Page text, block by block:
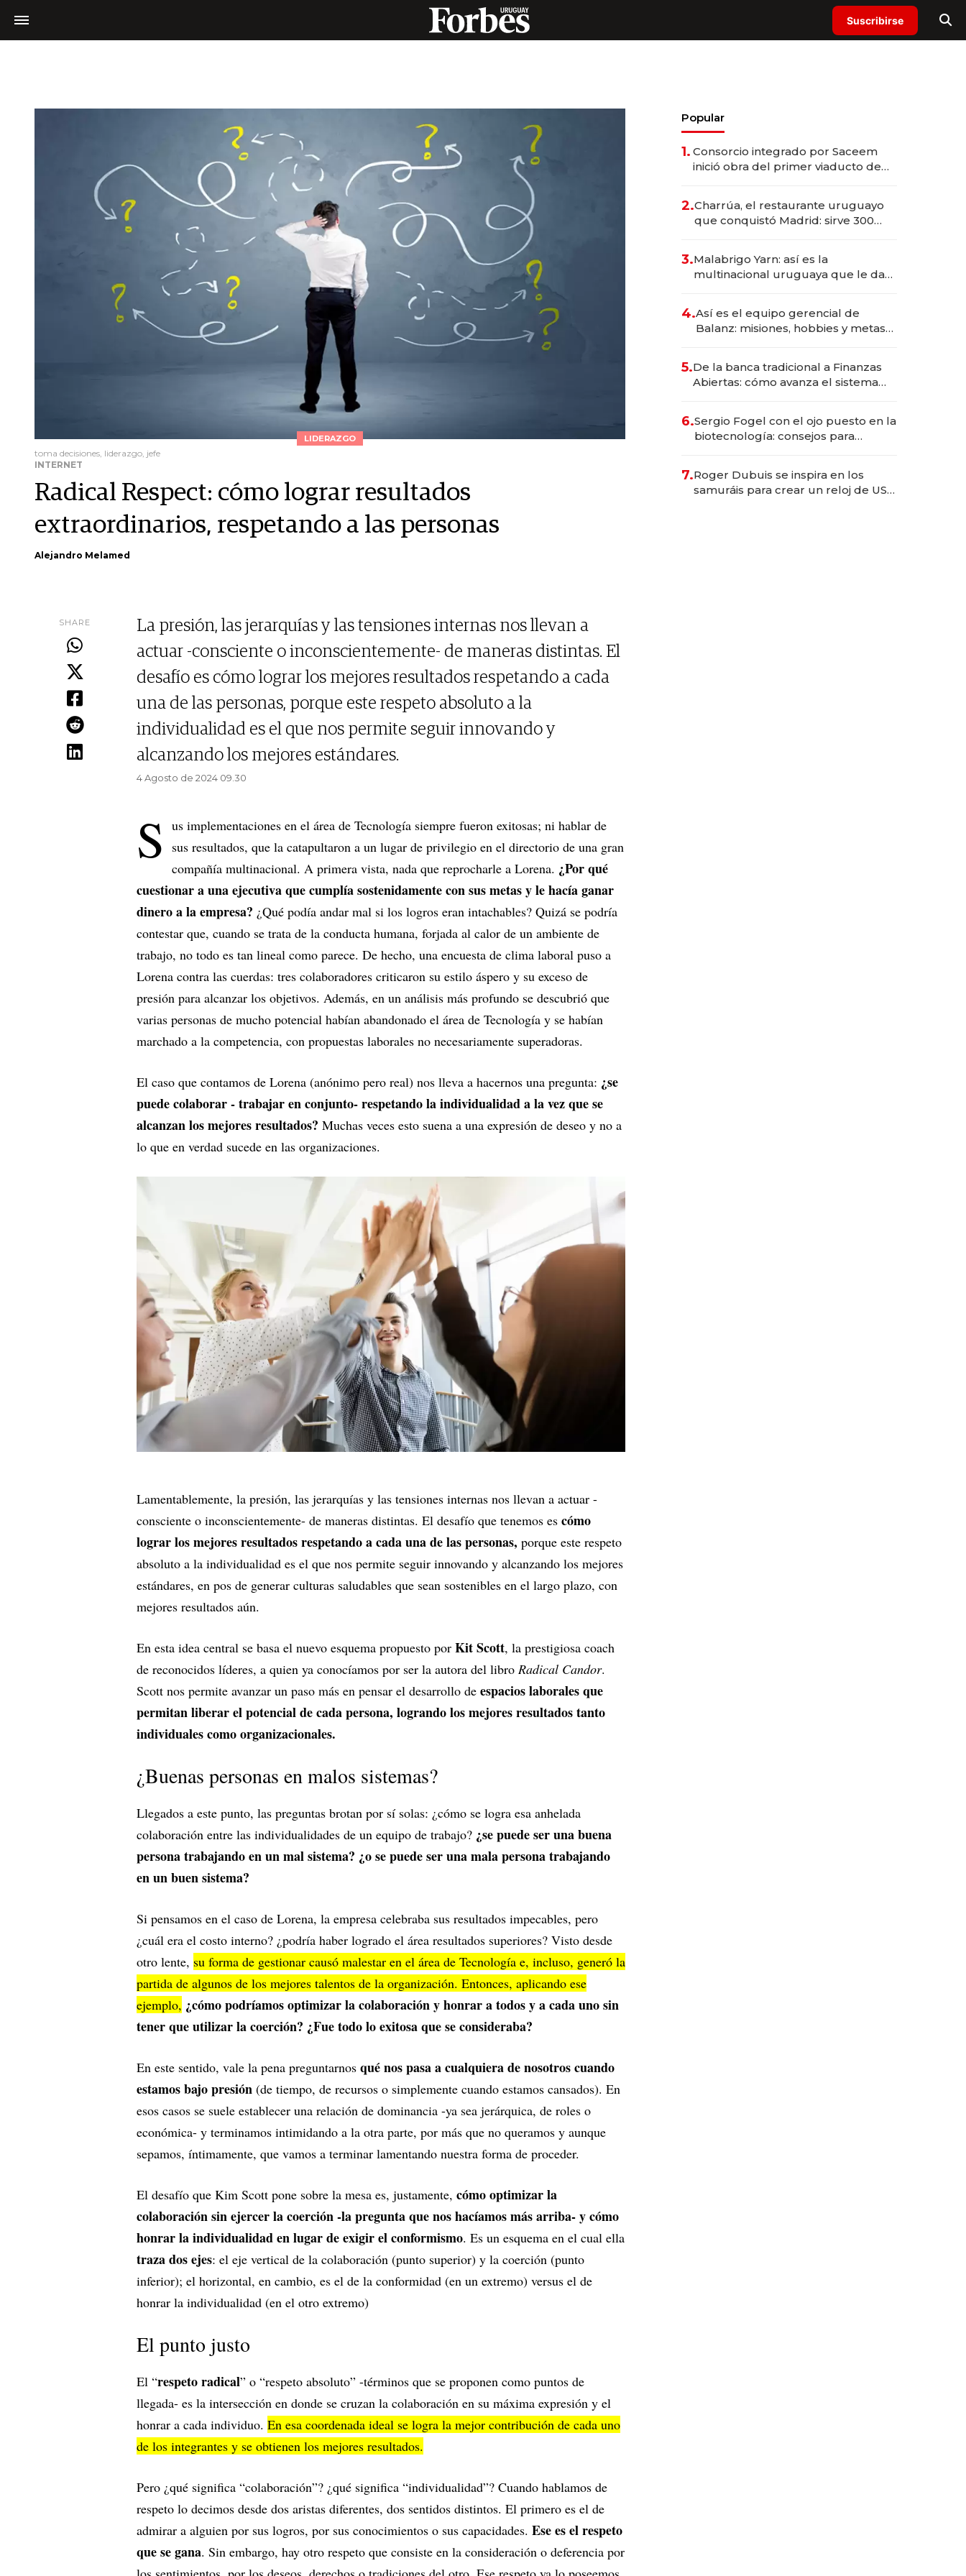
Suscribirse
LIDERAZGO
toma decisiones, liderazgo, jefe
INTERNET
Radical Respect: cómo lograr resultados
extraordinarios, respetando a las personas
Alejandro Melamed
SHARE
La presión, las jerarquías y las tensiones internas nos llevan a
actuar -consciente o inconscientemente- de maneras distintas. El
desafío es cómo lograr los mejores resultados respetando a cada
una de las personas, porque este respeto absoluto a la
individualidad es el que nos permite seguir innovando y
alcanzando los mejores estándares.
4 Agosto de 2024 09.30
S us implementaciones en el área de Tecnología siempre fueron exitosas; ni hablar de
sus resultados, que la catapultaron a un lugar de privilegio en el directorio de una gran
compañía multinacional. A primera vista, nada que reprocharle a Lorena. ¿Por qué
cuestionar a una ejecutiva que cumplía sostenidamente con sus metas y le hacía ganar
dinero a la empresa? ¿Qué podía andar mal si los logros eran intachables? Quizá se podría
contestar que, cuando se trata de la conducta humana, forjada al calor de un ambiente de
trabajo, no todo es tan lineal como parece. De hecho, una encuesta de clima laboral puso a
Lorena contra las cuerdas: tres colaboradores criticaron su estilo áspero y su exceso de
presión para alcanzar los objetivos. Además, en un análisis más profundo se descubrió que
varias personas de mucho potencial habían abandonado el área de Tecnología y se habían
marchado a la competencia, con propuestas laborales no necesariamente superadoras.
El caso que contamos de Lorena (anónimo pero real) nos lleva a hacernos una pregunta: ¿se
puede colaborar - trabajar en conjunto- respetando la individualidad a la vez que se
alcanzan los mejores resultados? Muchas veces esto suena a una expresión de deseo y no a
lo que en verdad sucede en las organizaciones.
Lamentablemente, la presión, las jerarquías y las tensiones internas nos llevan a actuar -
consciente o inconscientemente- de maneras distintas. El desafío que tenemos es cómo
lograr los mejores resultados respetando a cada una de las personas, porque este respeto
absoluto a la individualidad es el que nos permite seguir innovando y alcanzando los mejores
estándares, en pos de generar culturas saludables que sean sostenibles en el largo plazo, con
mejores resultados aún.
En esta idea central se basa el nuevo esquema propuesto por Kit Scott, la prestigiosa coach
de reconocidos líderes, a quien ya conocíamos por ser la autora del libro Radical Candor.
Scott nos permite avanzar un paso más en pensar el desarrollo de espacios laborales que
permitan liberar el potencial de cada persona, logrando los mejores resultados tanto
individuales como organizacionales.
¿Buenas personas en malos sistemas?
Llegados a este punto, las preguntas brotan por sí solas: ¿cómo se logra esa anhelada
colaboración entre las individualidades de un equipo de trabajo? ¿se puede ser una buena
persona trabajando en un mal sistema? ¿o se puede ser una mala persona trabajando
en un buen sistema?
Si pensamos en el caso de Lorena, la empresa celebraba sus resultados impecables, pero
¿cuál era el costo interno? ¿podría haber logrado el área resultados superiores? Visto desde
otro lente, su forma de gestionar causó malestar en el área de Tecnología e, incluso, generó la
partida de algunos de los mejores talentos de la organización. Entonces, aplicando ese
ejemplo, ¿cómo podríamos optimizar la colaboración y honrar a todos y a cada uno sin
tener que utilizar la coerción? ¿Fue todo lo exitosa que se consideraba?
En este sentido, vale la pena preguntarnos qué nos pasa a cualquiera de nosotros cuando
estamos bajo presión (de tiempo, de recursos o simplemente cuando estamos cansados). En
esos casos se suele establecer una relación de dominancia -ya sea jerárquica, de roles o
económica- y terminamos intimidando a la otra parte, por más que no queramos y aunque
sepamos, íntimamente, que vamos a terminar lamentando nuestra forma de proceder.
El desafío que Kim Scott pone sobre la mesa es, justamente, cómo optimizar la
colaboración sin ejercer la coerción -la pregunta que nos hacíamos más arriba- y cómo
honrar la individualidad en lugar de exigir el conformismo. Es un esquema en el cual ella
traza dos ejes: el eje vertical de la colaboración (punto superior) y la coerción (punto
inferior); el horizontal, en cambio, es el de la conformidad (en un extremo) versus el de
honrar la individualidad (en el otro extremo)
El punto justo
El “respeto radical” o “respeto absoluto” -términos que se proponen como puntos de
llegada- es la intersección en donde se cruzan la colaboración en su máxima expresión y el
honrar a cada individuo. En esa coordenada ideal se logra la mejor contribución de cada uno
de los integrantes y se obtienen los mejores resultados.
Pero ¿qué significa “colaboración”? ¿qué significa “individualidad”? Cuando hablamos de
respeto lo decimos desde dos aristas diferentes, dos sentidos distintos. El primero es el de
admirar a alguien por sus logros, por sus conocimientos o sus capacidades. Ese es el respeto
que se gana. Sin embargo, hay otro respeto que consiste en la consideración o deferencia por
Popular
1. Consorcio integrado por Saceem
inició obra del primer viaducto de
millones
2.Charrúa, el restaurante uruguayo
que conquistó Madrid: sirve 300
prepara apertura
3.Malabrigo Yarn: así es la
multinacional uruguaya que le da
4.Así es el equipo gerencial de
Balanz: misiones, hobbies y metas
5.De la banca tradicional a Finanzas
Abiertas: cómo avanza el sistema
6.Sergio Fogel con el ojo puesto en la
biotecnología: consejos para
7.Roger Dubuis se inspira en los
samuráis para crear un reloj de US$